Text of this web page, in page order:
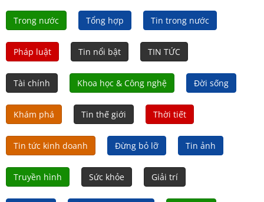
Trong nước Tổng hợp Tin trong nước
Pháp luật Tin nổi bật TIN TỨC
Tài chính Khoa học & Công nghệ Đời sống
Khám phá Tin thế giới Thời tiết
Tin tức kinh doanh Đừng bỏ lỡ Tin ảnh
Truyền hình Sức khỏe Giải trí